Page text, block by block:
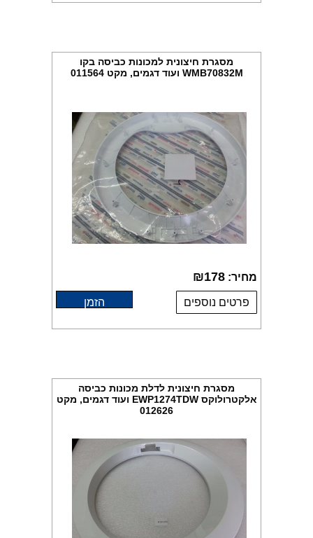
מסגרת חיצונית למכונות כביסה בקו
WMB70832M ועוד דגמים, מקט 011564
מחיר: ₪178
פרטים נוספים הזמן
מסגרת חיצונית לדלת מכונות כביסה
אלקטרולוקס EWP1274TDW ועוד דגמים, מקט
012626